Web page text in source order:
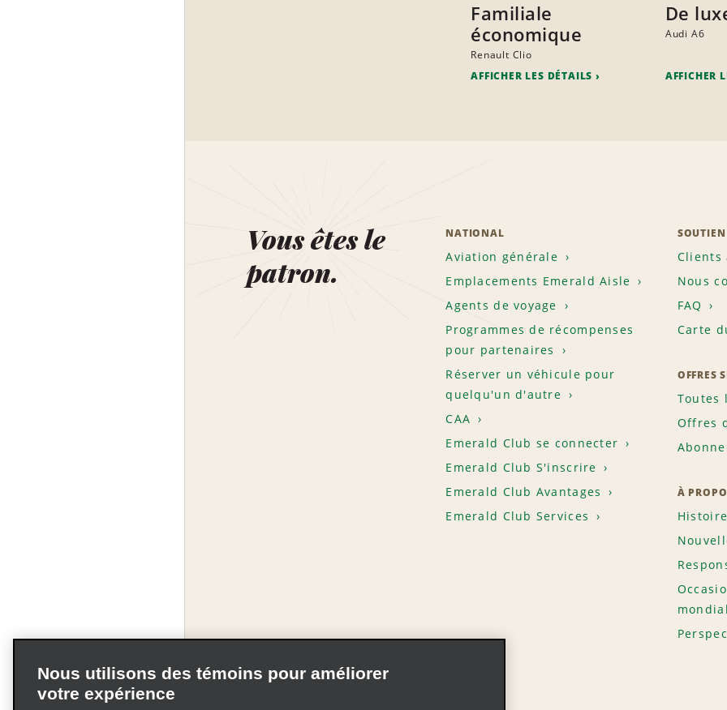
Familiale
économique
Renault Clio
AFFICHER LES DÉTAILS
De
Audi A6
AFFICHER
Vous êtes le
patron.
NATIONAL
Aviation générale
Emplacements Emerald Aisle
Agents de voyage
Programmes de récompenses
pour partenaires
Réserver un véhicule pour
quelqu'un d'autre
CAA
Emerald Club se connecter
Emerald Club S'inscrire
Emerald Club Avantages
Emerald Club Services
SOUTIEN
Clients
Nous
FAQ
Carte
OFFRES
Toutes
Offres
À
Nous utilisons des témoins pour améliorer
votre expérience